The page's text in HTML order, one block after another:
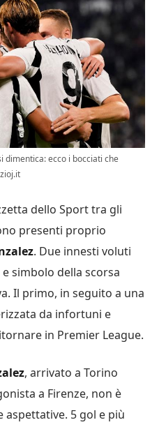
dimentica: ecco i bocciati che
dello Sport tra gli
presenti proprio
. Due innesti voluti
e simbolo della scorsa
Il primo, in seguito a una
da infortuni e
in Premier League.
, arrivato a Torino
a Firenze, non è
aspettative. 5 gol e più